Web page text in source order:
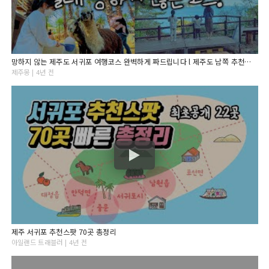
망하지 않는 제주도 서귀포 여행코스 완벽하게 짜드립니다 l 제주도 남쪽 추천지 4곳
제주몽 | 4년 전
제주 서귀포 추천스팟 70곳 총정리
아일랜드 트래블러 | 4년 전